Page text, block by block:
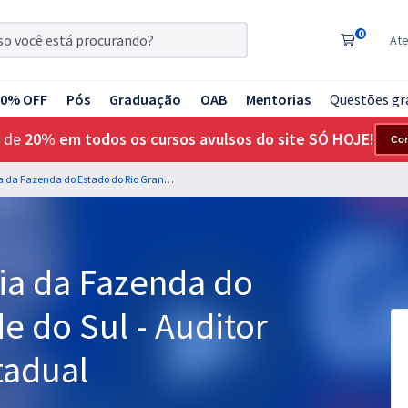
0
OFF Pós Graduação OAB Mentorias Questões
de 20% em todos os cursos avulsos do site SÓ HOJE!
SEFAZ RS - Secretaria da Fazenda do Estado do Rio Grande do Sul - Auditor Fiscal da Receita Estadual
da Fazenda do
do Sul - Auditor